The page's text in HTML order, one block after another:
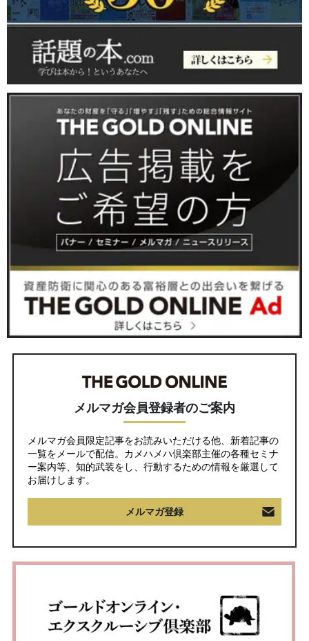
メルマガ会員登録者のご案内
メルマガ会員限定記事をお読みいただける他、新着記事の
一覧をメールで配信。カメハメハ倶楽部主催の各種セミナ
ー案内等、知的武装をし、行動するための情報を厳選して
お届けします。
メルマガ登録